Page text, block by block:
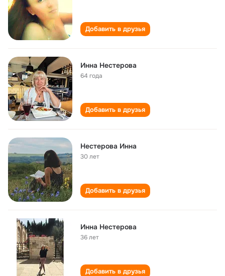
Добавить в друзья
Инна Нестерова
64 года
Добавить в друзья
Нестерова Инна
30 лет
Добавить в друзья
Инна Нестерова
36 лет
Добавить в друзья